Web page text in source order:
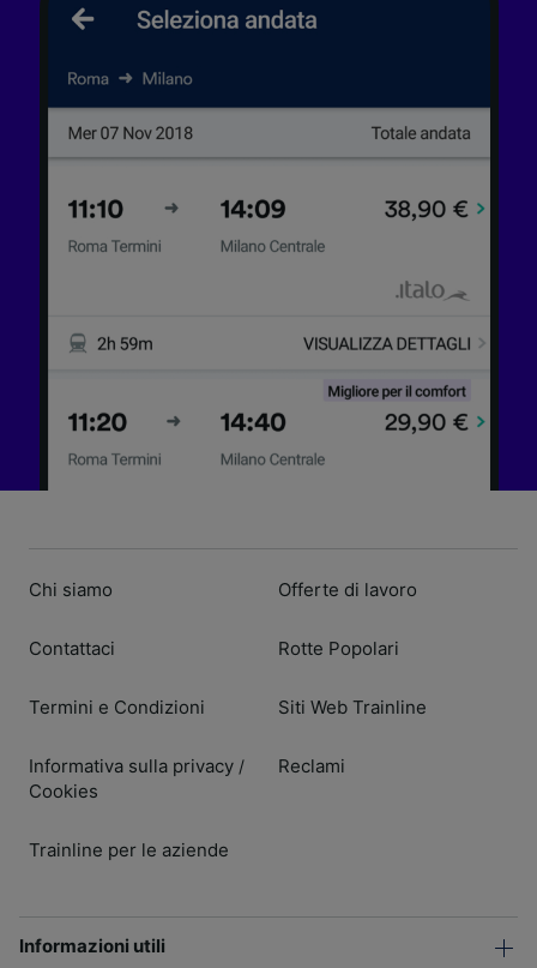
Chi siamo
Contattaci
Termini e Condizioni
Informativa sulla privacy /
Cookies
Trainline per le aziende
Offerte di lavoro
Rotte Popolari
Siti Web Trainline
Reclami
Informazioni utili
Utilizzare dati di geolocalizzazione precisi.
dispositivo ai fini dell’identificazione.
personalizzati, misurazione delle prestazioni
dei contenuti e degli annunci, ricerche sul
Elenco dei partner (fornitori)